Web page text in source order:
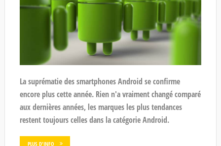
La suprématie des smartphones Android se confirme
encore plus cette année. Rien n'a vraiment changé comparé
aux dernières années, les marques les plus tendances
restent toujours celles dans la catégorie Android.
PLUS D'INFO